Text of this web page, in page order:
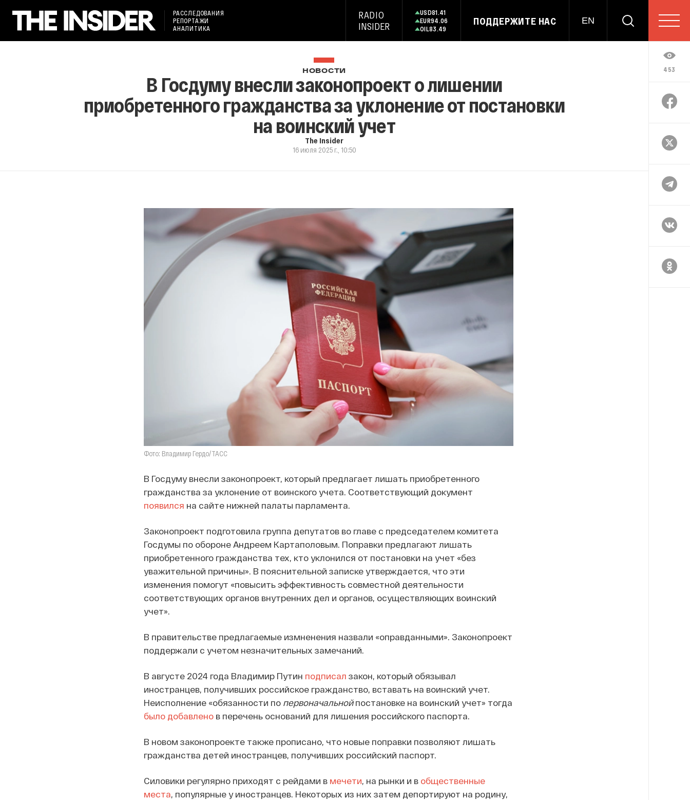
РАССЛЕДОВАНИЯ
РЕПОРТАЖИ
АНАЛИТИКА
RADIO
INSIDER
USD81.41
EUR94.06
OIL83.49
ПОДДЕРЖИТЕ НАС EN
453
НОВОСТИ
В Госдуму внесли законопроект о лишении
приобретенного гражданства за уклонение от постановки
на воинский учет
The Insider
16 июля 2025 г., 10:50
Фото: Владимир Гердо/ТАСС
В Госдуму внесли законопроект, который предлагает лишать приобретенного
гражданства за уклонение от воинского учета. Соответствующий документ
появился на сайте нижней палаты парламента.
Законопроект подготовила группа депутатов во главе с председателем комитета
Госдумы по обороне Андреем Картаполовым. Поправки предлагают лишать
приобретенного гражданства тех, кто уклонился от постановки на учет «без
уважительной причины». В пояснительной записке утверждается, что эти
изменения помогут «повысить эффективность совместной деятельности
соответствующих органов внутренних дел и органов, осуществляющих воинский
учет».
В правительстве предлагаемые измненения назвали «оправданными». Законопроект
поддержали с учетом незначительных замечаний.
В августе 2024 года Владимир Путин подписал закон, который обязывал
иностранцев, получивших российское гражданство, вставать на воинский учет.
Неисполнение «обязанности по первоначальнойпостановке на воинский учет» тогда
было добавленов перечень оснований для лишения российского паспорта.
В новом законопроекте также прописано, что новые поправки позволяют лишать
гражданства детей иностранцев, получивших российский паспорт.
Силовики регулярно приходят с рейдами в мечети , на рынки и в общественные
места , популярные у иностранцев. Некоторых из них затем депортируют на родину,